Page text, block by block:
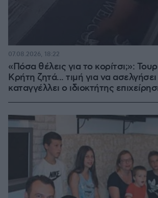
«Πόσα θέλεις για το κορίτσι;»:
Κρήτη ζητά... τιμή για να ασελγήσει
καταγγέλλει ο ιδιοκτήτης
07.08.2026, 18:22